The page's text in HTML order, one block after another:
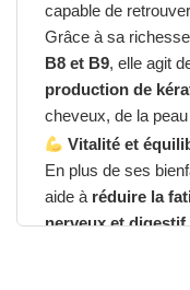
capable de
Grâce à sa
B8 et B9, elle agit
production de
cheveux, de la
Vitalité et
En plus de ses
aide à réduire la
nerveux et digestif